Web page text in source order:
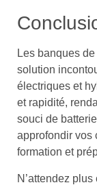
Les banques
solution
électriques et
et rapidité,
souci de
approfondir vos
formation et
N’attendez